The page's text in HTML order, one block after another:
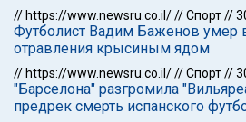
// https://www.newsru.co.il///Спорт//
Футболист Вадим Баженов умер
отравления крысиным ядом
// https://www.newsru.co.il///Спорт//
"Барселона" разгромила
предрек смерть испанского